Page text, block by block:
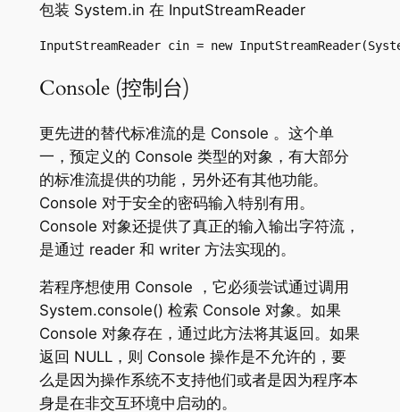
包装 System.in 在 InputStreamReader
InputStreamReader cin = new
Console (控制台)
更先进的替代标准流的是 Console 。这个单
一，预定义的 Console 类型的对象，有大部分
的标准流提供的功能，另外还有其他功能。
Console 对于安全的密码输入特别有用。
Console 对象还提供了真正的输入输出字符流，
是通过 reader 和 writer 方法实现的。
若程序想使用 Console ，它必须尝试通过调用
System.console() 检索 Console 对象。如果
Console 对象存在，通过此方法将其返回。如果
返回 NULL，则 Console 操作是不允许的，要
么是因为操作系统不支持他们或者是因为程序本
身是在非交互环境中启动的。